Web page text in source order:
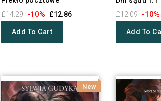
£14.29 -10% £12.86
Add To Cart
£12.09 -10%
Add To
New